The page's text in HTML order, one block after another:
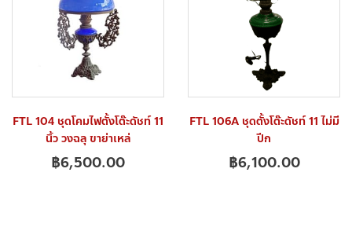
FTL 104 ชุดโคมไฟตั้งโต๊ะดัชท์ 11
นิ้ว วงฉลุ ขาย่าเหล่
฿6,500.00
FTL 106A ชุดตั้งโต๊ะดัชท์ 11 ไม่มี
ปีก
฿6,100.00